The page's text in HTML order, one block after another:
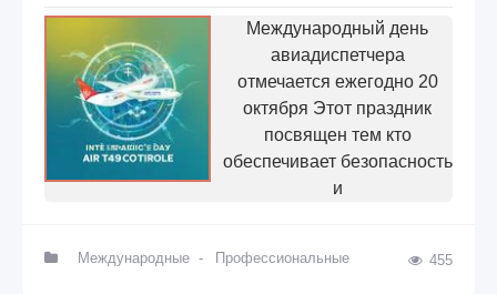
Международный день
авиадиспетчера
отмечается ежегодно 20
октября Этот праздник
посвящен тем кто
обеспечивает безопасность
и
Международные - Профессиональные 455